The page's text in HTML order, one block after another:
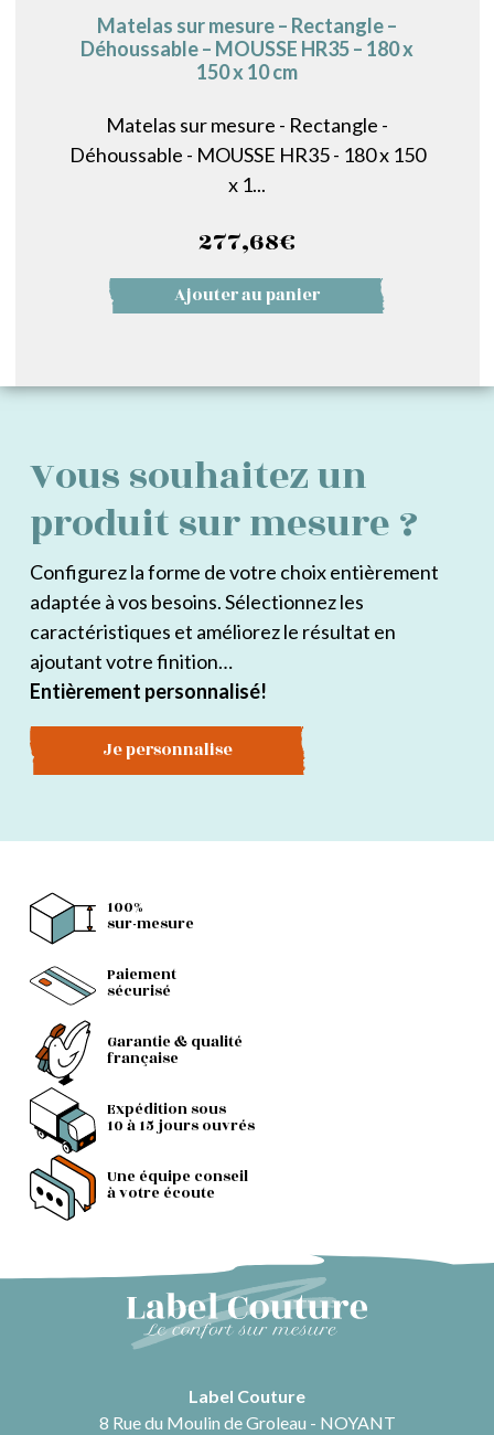
Matelas sur mesure – Rectangle –
Déhoussable – MOUSSE HR35 – 180 x
150 x 10 cm
Matelas sur mesure - Rectangle -
Déhoussable - MOUSSE HR35 - 180 x 150
x 1...
277,68€
Ajouter au panier
Vous souhaitez un
produit sur mesure ?
Configurez la forme de votre choix entièrement
adaptée à vos besoins. Sélectionnez les
caractéristiques et améliorez le résultat en
ajoutant votre finition…
Entièrement personnalisé!
Je personnalise
100%
sur-mesure
Paiement
sécurisé
Garantie & qualité
française
Expédition sous
10 à 15 jours ouvrés
Une équipe conseil
à votre écoute
Label Couture
8 Rue du Moulin de Groleau - NOYANT